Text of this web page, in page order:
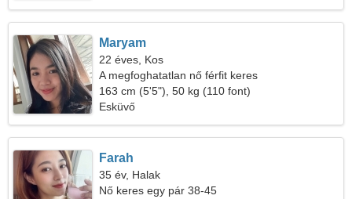
Maryam
22 éves, Kos
A megfoghatatlan nő férfit keres
163 cm (5'5"), 50 kg (110 font)
Esküvő
Farah
35 év, Halak
Nő keres egy pár 38-45